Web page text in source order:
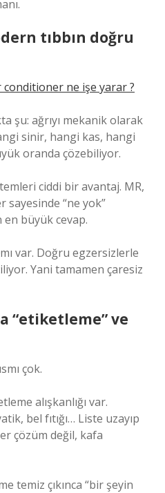
tıbbın doğru
conditioner ne işe yarar ?
şu: ağrıyı mekanik olarak
sinir, hangi kas, hangi
oranda çözebiliyor.
ciddi bir avantaj. MR,
sayesinde “ne yok”
büyük cevap.
var. Doğru egzersizlerle
Yani tamamen çaresiz
“etiketleme” ve
çok.
alışkanlığı var.
bel fıtığı… Liste uzayıp
çözüm değil, kafa
temiz çıkınca “bir şeyin